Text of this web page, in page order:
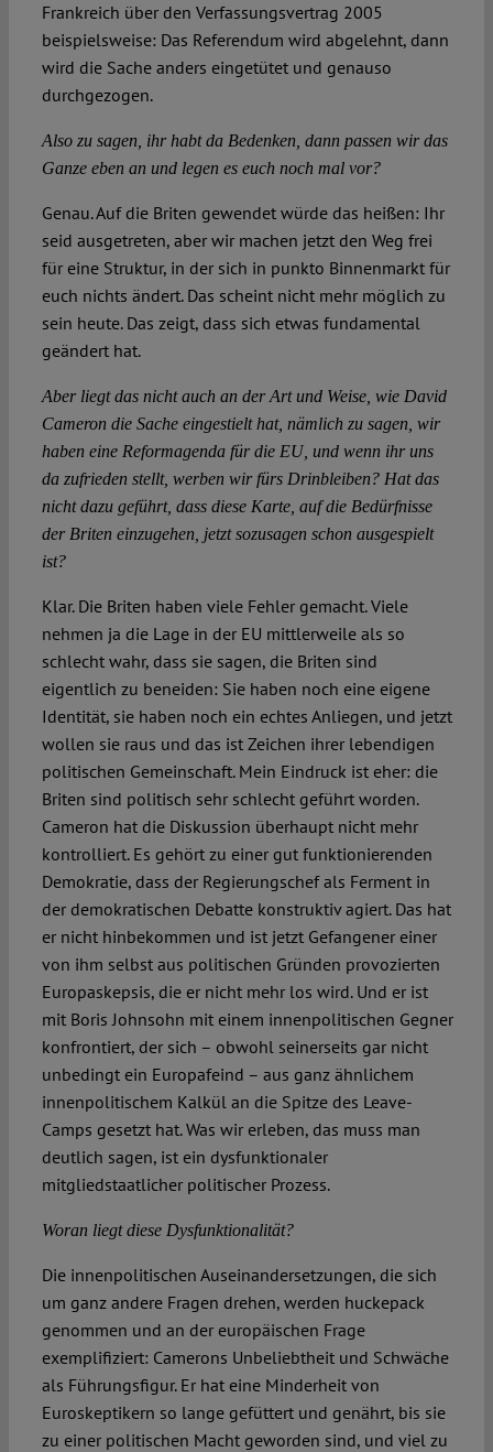
Frankreich über den Verfassungsvertrag 2005
beispielsweise: Das Referendum wird abgelehnt, dann
wird die Sache anders eingetütet und genauso
durchgezogen.
Also zu sagen, ihr habt da Bedenken, dann passen wir das
Ganze eben an und legen es euch noch mal vor?
Genau. Auf die Briten gewendet würde das heißen: Ihr
seid ausgetreten, aber wir machen jetzt den Weg frei
für eine Struktur, in der sich in punkto Binnenmarkt für
euch nichts ändert. Das scheint nicht mehr möglich zu
sein heute. Das zeigt, dass sich etwas fundamental
geändert hat.
Aber liegt das nicht auch an der Art und Weise, wie David
Cameron die Sache eingestielt hat, nämlich zu sagen, wir
haben eine Reformagenda für die EU, und wenn ihr uns
da zufrieden stellt, werben wir fürs Drinbleiben? Hat das
nicht dazu geführt, dass diese Karte, auf die Bedürfnisse
der Briten einzugehen, jetzt sozusagen schon ausgespielt
ist?
Klar. Die Briten haben viele Fehler gemacht. Viele
nehmen ja die Lage in der EU mittlerweile als so
schlecht wahr, dass sie sagen, die Briten sind
eigentlich zu beneiden: Sie haben noch eine eigene
Identität, sie haben noch ein echtes Anliegen, und jetzt
wollen sie raus und das ist Zeichen ihrer lebendigen
politischen Gemeinschaft. Mein Eindruck ist eher: die
Briten sind politisch sehr schlecht geführt worden.
Cameron hat die Diskussion überhaupt nicht mehr
kontrolliert. Es gehört zu einer gut funktionierenden
Demokratie, dass der Regierungschef als Ferment in
der demokratischen Debatte konstruktiv agiert. Das hat
er nicht hinbekommen und ist jetzt Gefangener einer
von ihm selbst aus politischen Gründen provozierten
Europaskepsis, die er nicht mehr los wird. Und er ist
mit Boris Johnsohn mit einem innenpolitischen Gegner
konfrontiert, der sich – obwohl seinerseits gar nicht
unbedingt ein Europafeind – aus ganz ähnlichem
innenpolitischem Kalkül an die Spitze des Leave-
Camps gesetzt hat. Was wir erleben, das muss man
deutlich sagen, ist ein dysfunktionaler
mitgliedstaatlicher politischer Prozess.
Woran liegt diese Dysfunktionalität?
Die innenpolitischen Auseinandersetzungen, die sich
um ganz andere Fragen drehen, werden huckepack
genommen und an der europäischen Frage
exemplifiziert: Camerons Unbeliebtheit und Schwäche
als Führungsfigur. Er hat eine Minderheit von
Euroskeptikern so lange gefüttert und genährt, bis sie
zu einer politischen Macht geworden sind, und viel zu